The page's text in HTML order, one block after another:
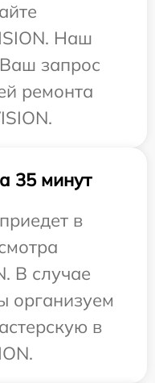
Наш
запрос
ремонта
35 минут
в
В случае
организуем
в